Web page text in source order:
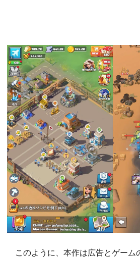
このように、本作は広告とゲーム